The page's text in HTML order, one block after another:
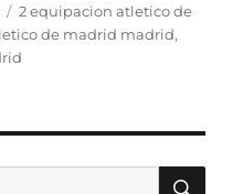
Etiquetas
2 equipacion atletico de
de madrid madrid,